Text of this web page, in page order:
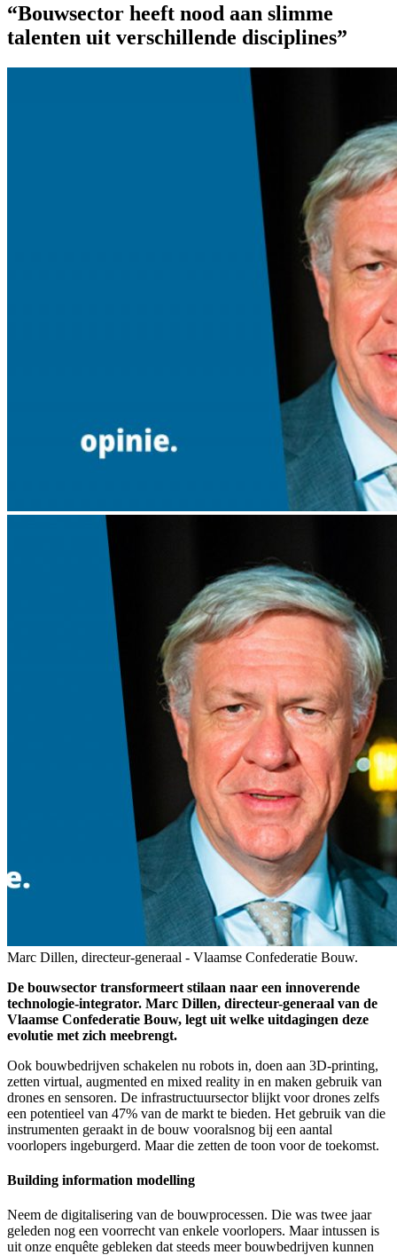
“Bouwsector heeft nood aan slimme
talenten uit verschillende disciplines”
Marc Dillen, directeur-generaal - Vlaamse Confederatie Bouw.
De bouwsector transformeert stilaan naar een innoverende
technologie-integrator. Marc Dillen, directeur-generaal van de
Vlaamse Confederatie Bouw, legt uit welke uitdagingen deze
evolutie met zich meebrengt.
Ook bouwbedrijven schakelen nu robots in, doen aan 3D-printing,
zetten virtual, augmented en mixed reality in en maken gebruik van
drones en sensoren. De infrastructuursector blijkt voor drones zelfs
een potentieel van 47% van de markt te bieden. Het gebruik van die
instrumenten geraakt in de bouw vooralsnog bij een aantal
voorlopers ingeburgerd. Maar die zetten de toon voor de toekomst.
Building information modelling
Neem de digitalisering van de bouwprocessen. Die was twee jaar
geleden nog een voorrecht van enkele voorlopers. Maar intussen is
uit onze enquête gebleken dat steeds meer bouwbedrijven kunnen